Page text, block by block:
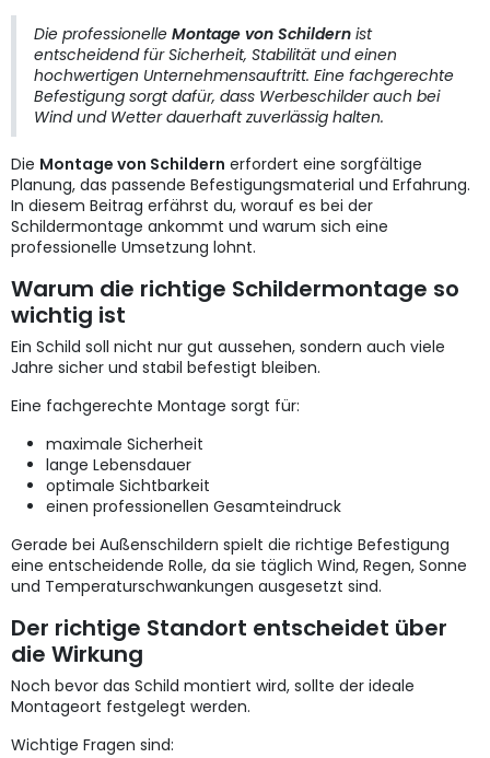
Die professionelle Montage von Schildern ist
entscheidend für Sicherheit, Stabilität und einen
hochwertigen Unternehmensauftritt. Eine fachgerechte
Befestigung sorgt dafür, dass Werbeschilder auch bei
Wind und Wetter dauerhaft zuverlässig halten.
Die Montage von Schildern erfordert eine sorgfältige
Planung, das passende Befestigungsmaterial und Erfahrung.
In diesem Beitrag erfährst du, worauf es bei der
Schildermontage ankommt und warum sich eine
professionelle Umsetzung lohnt.
Warum die richtige Schildermontage so
wichtig ist
Ein Schild soll nicht nur gut aussehen, sondern auch viele
Jahre sicher und stabil befestigt bleiben.
Eine fachgerechte Montage sorgt für:
maximale Sicherheit
lange Lebensdauer
optimale Sichtbarkeit
einen professionellen Gesamteindruck
Gerade bei Außenschildern spielt die richtige Befestigung
eine entscheidende Rolle, da sie täglich Wind, Regen, Sonne
und Temperaturschwankungen ausgesetzt sind.
Der richtige Standort entscheidet über
die Wirkung
Noch bevor das Schild montiert wird, sollte der ideale
Montageort festgelegt werden.
Wichtige Fragen sind: